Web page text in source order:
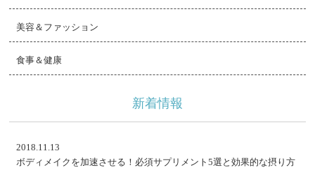
美容＆ファッション
食事＆健康
新着情報
2018.11.13
ボディメイクを加速させる！必須サプリメント5選と効果的な摂り方